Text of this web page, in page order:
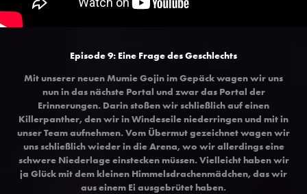
Episode 9: Eine Frage des Geschlechts
Mit unserer neuen Mumie Gojin im Gepäck wagen wir uns
nun in das nächste Portal und zwar das Portal der
Erinnerungen. Darin stoßen wir schließlich auf einen
Killerpanther, den wir in Windeseile niederringen und mit in
unser Team aufnehmen. Vom Übermut gezeichnet wagen wir
uns schließlich wieder in die Arena, wo wir allerdings eine
schwere Niederlage einstecken müssen. Vielleicht haben wir
ja Glück mit dem kleinen Himmelsdrachenmädchen, das wir
aus einem Ei ausgebrütet haben.